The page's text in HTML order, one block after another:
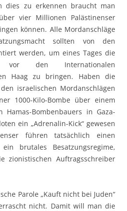
dies zu erkennen braucht man
vier Millionen Palästinenser
können. Alle Mordanschläge
sollten von den
werden, um eines Tages die
vor den Internationalen
Haag zu bringen. Haben die
israelischen Mordanschlägen
1000-Kilo-Bombe über einem
Hamas-Bombenbauers in Gaza-
ein „Adrenalin-Kick“ gewesen
führen tatsächlich einen
brutales Besatzungsregime,
Auftragsschreiber
Parole „Kauft nicht bei Juden“
nicht. Damit will man die